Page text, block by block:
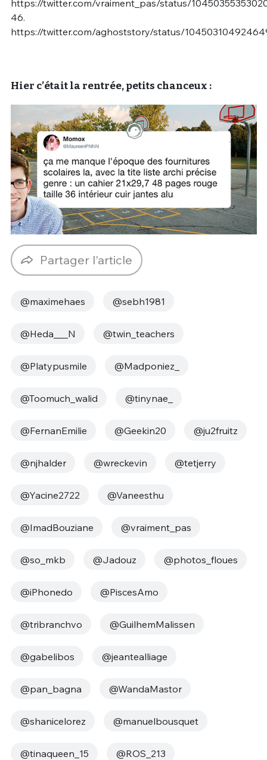
https://twitter.com/vraiment_pas/status/
46.
https://twitter.com/aghoststory/status/
Hier c’était la rentrée, petits chanceux :
Partager l'article
@maximehaes @sebh1981
@Heda___N @twin_teachers
@Platypusmile @Madponiez_
@Toomuch_walid @tinynae_
@FernanEmilie @Geekin20 @ju2fruitz
@njhalder @wreckevin @tetjerry
@Yacine2722 @Vaneesthu
@ImadBouziane @vraiment_pas
@so_mkb @Jadouz @photos_floues
@iPhonedo @PiscesAmo
@tribranchvo @GuilhemMalissen
@gabelibos @jeantealliage
@pan_bagna @WandaMastor
@shanicelorez @manuelbousquet
@tinaqueen_15 @ROS_213